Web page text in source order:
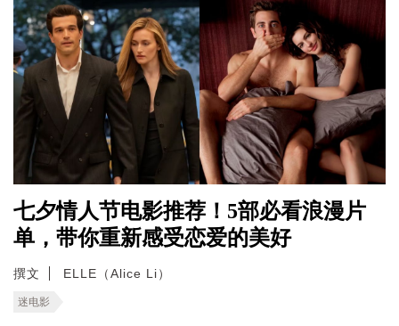
七夕情人节电影推荐！5部必看浪漫片
单，带你重新感受恋爱的美好
撰文 ELLE（Alice Li）
迷电影